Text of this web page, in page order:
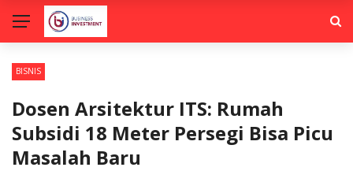
BISNIS
Dosen Arsitektur ITS: Rumah
Subsidi 18 Meter Persegi Bisa Picu
Masalah Baru